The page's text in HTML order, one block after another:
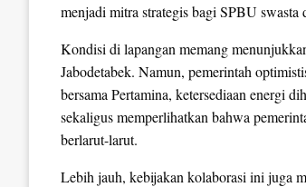
menjadi mitra strategis bagi SPBU swasta
Kondisi di lapangan memang
Jabodetabek. Namun, pemerintah
bersama Pertamina, ketersediaan energi
sekaligus memperlihatkan bahwa
berlarut-larut.
Lebih jauh, kebijakan kolaborasi ini juga